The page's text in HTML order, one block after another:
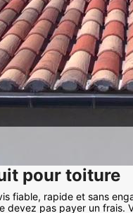
pour toiture
fiable, rapide et sans
devez pas payer un frais.